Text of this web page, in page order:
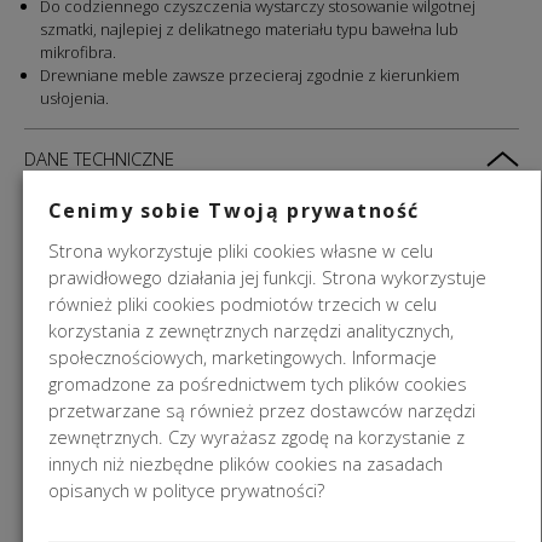
Do codziennego czyszczenia wystarczy stosowanie wilgotnej
szmatki, najlepiej z delikatnego materiału typu bawełna lub
mikrofibra.
Drewniane meble zawsze przecieraj zgodnie z kierunkiem
usłojenia.
DANE TECHNICZNE
MEBLE NA ZAMÓWIENIE
DOSTAWA
ZWROTY
PODOBNE PRODUKTY
Cenimy sobie Twoją prywatność
Strona wykorzystuje pliki cookies własne w celu
prawidłowego działania jej funkcji. Strona wykorzystuje
również pliki cookies podmiotów trzecich w celu
korzystania z zewnętrznych narzędzi analitycznych,
społecznościowych, marketingowych. Informacje
gromadzone za pośrednictwem tych plików cookies
przetwarzane są również przez dostawców narzędzi
zewnętrznych. Czy wyrażasz zgodę na korzystanie z
innych niż niezbędne plików cookies na zasadach
opisanych w polityce prywatności?